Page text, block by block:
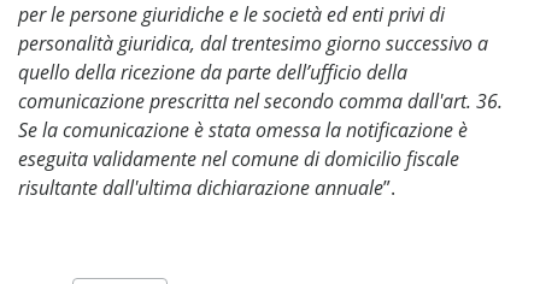
per le persone giuridiche e le società ed enti privi di
personalità giuridica, dal trentesimo giorno successivo a
quello della ricezione da parte dell’ufficio della
comunicazione prescritta nel secondo comma dall'art. 36.
Se la comunicazione è stata omessa la notificazione è
eseguita validamente nel comune di domicilio fiscale
risultante dall'ultima dichiarazione annuale”.